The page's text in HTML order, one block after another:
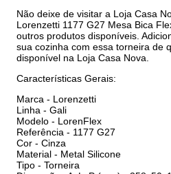
Não deixe de visitar a Loja Casa
Lorenzetti 1177 G27 Mesa Bica
outros produtos disponíveis.
sua cozinha com essa torneira de
disponível na Loja Casa Nova.
Características Gerais:
Marca - Lorenzetti
Linha - Gali
Modelo - LorenFlex
Referência - 1177 G27
Cor - Cinza
Material - Metal Silicone
Tipo - Torneira